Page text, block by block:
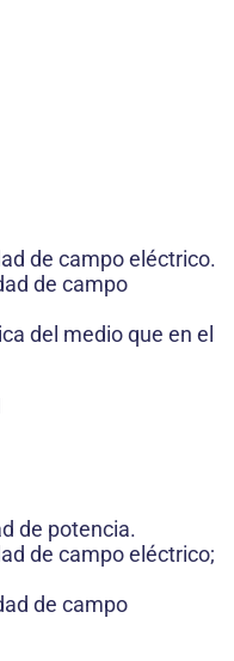
de campo eléctrico.
de campo
del medio que en el
de potencia.
de campo eléctrico;
de campo